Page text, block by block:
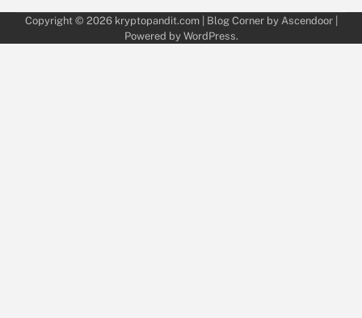
Copyright © 2026 kryptopandit.com| Blog Corner by Ascendoor|
Powered by WordPress.